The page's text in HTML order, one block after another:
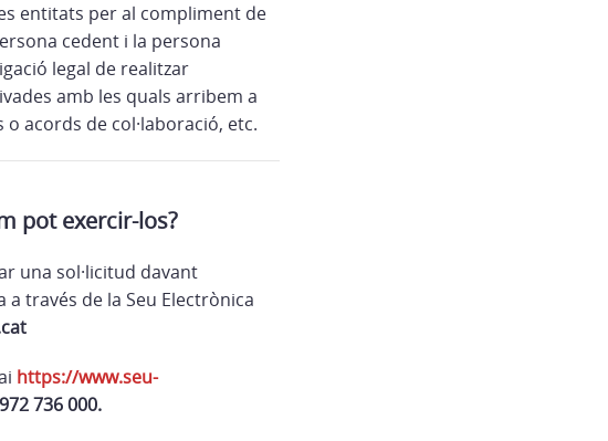
entitats per al compliment de
cedent i la persona
legal de realitzar
amb les quals arribem a
acords de col·laboració, etc.
pot exercir-los?
una sol·licitud davant
través de la Seu Electrònica
https://www.seu-
972 736 000.